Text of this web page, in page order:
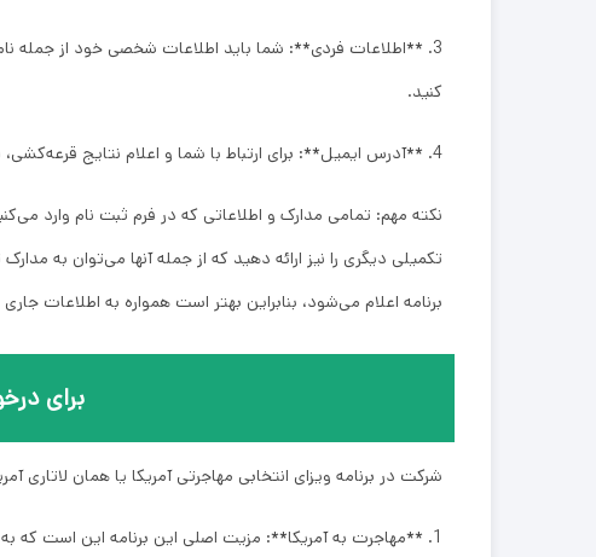
3. **اطلاعات فردی**: شما باید اطلاعات شخصی خود از جمله
کنید.
4. **آدرس ایمیل**: برای ارتباط با شما و اعلام نتایج قرعه‌کشی، باید یک آدرس ایمیل معتبر داشته باشید.
نکته مهم: تمامی مدارک و اطلاعاتی که در فرم ثبت نام وارد
تکمیلی دیگری را نیز ارائه دهید که از جمله آنها می‌توان به
برنامه اعلام می‌شود، بنابراین بهتر است همواره به اطلاعات
برای
شرکت در برنامه ویزای انتخابی مهاجرتی آمریکا یا همان لاتاری
1. **مهاجرت به آمریکا**: مزیت اصلی این برنامه این است که به